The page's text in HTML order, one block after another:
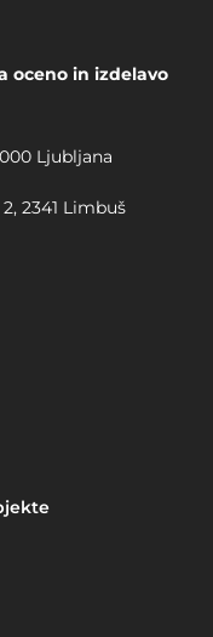
oceno in izdelavo
Ljubljana
2341 Limbuš